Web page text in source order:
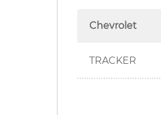
Chevrolet
TRACKER